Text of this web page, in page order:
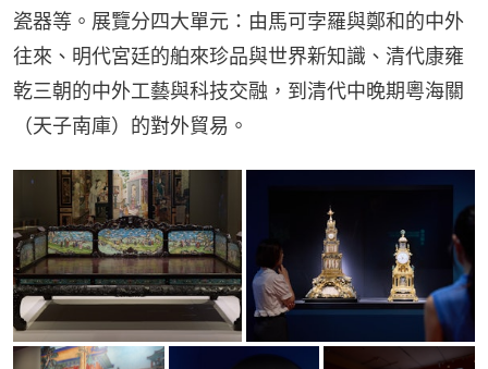
瓷器等。展覽分四大單元：由馬可孛羅與鄭和的中外
往來、明代宮廷的舶來珍品與世界新知識、清代康雍
乾三朝的中外工藝與科技交融，到清代中晚期粵海關
（天子南庫）的對外貿易。